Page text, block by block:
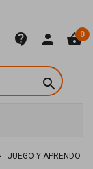
contact_support person shopping_basket0

JUEGO Y APRENDO